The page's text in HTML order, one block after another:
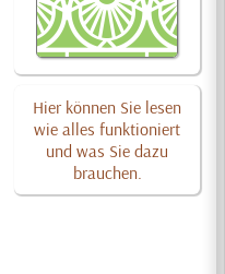
Hier können Sie lesen
wie alles funktioniert
und was Sie dazu
brauchen.